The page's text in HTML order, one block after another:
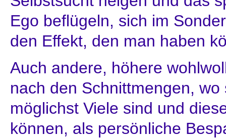
Ego beflügeln, sich im
den Effekt, den man haben
Auch andere, höhere
nach den Schnittmengen,
möglichst Viele sind und
können, als persönliche